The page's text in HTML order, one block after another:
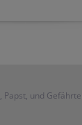
Papst, und